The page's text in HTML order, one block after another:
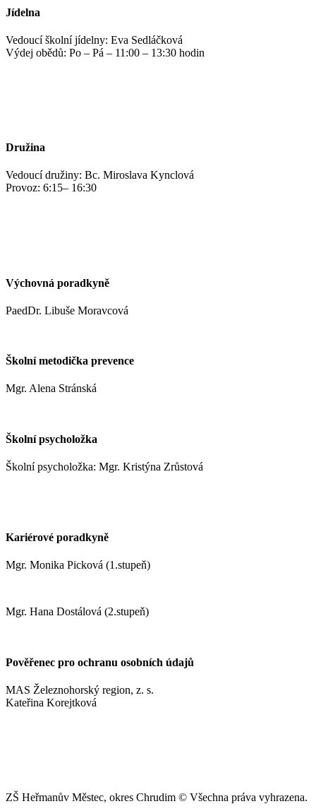
Jídelna
Vedoucí školní jídelny: Eva Sedláčková
Výdej obědů: Po – Pá – 11:00 – 13:30 hodin
Družina
Vedoucí družiny: Bc. Miroslava Kynclová
Provoz: 6:15– 16:30
Výchovná poradkyně
PaedDr. Libuše Moravcová
Školní metodička prevence
Mgr. Alena Stránská
Školní psycholožka
Školní psycholožka: Mgr. Kristýna Zrůstová
Kariérové poradkyně
Mgr. Monika Picková (1.stupeň)
Mgr. Hana Dostálová (2.stupeň)
Pověřenec pro ochranu osobních údajů
MAS Železnohorský region, z. s.
Kateřina Korejtková
ZŠ Heřmanův Městec, okres Chrudim © Všechna práva vyhrazena.